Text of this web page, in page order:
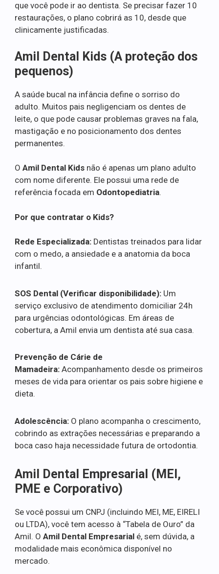
que você pode ir ao dentista. Se precisar fazer 10
restaurações, o plano cobrirá as 10, desde que
clinicamente justificadas.
Amil Dental Kids (A proteção dos
pequenos)
A saúde bucal na infância define o sorriso do
adulto. Muitos pais negligenciam os dentes de
leite, o que pode causar problemas graves na fala,
mastigação e no posicionamento dos dentes
permanentes.
O Amil Dental Kids não é apenas um plano adulto
com nome diferente. Ele possui uma rede de
referência focada em Odontopediatria.
Por que contratar o Kids?
Rede Especializada: Dentistas treinados para lidar
com o medo, a ansiedade e a anatomia da boca
infantil.
SOS Dental (Verificar disponibilidade): Um
serviço exclusivo de atendimento domiciliar 24h
para urgências odontológicas. Em áreas de
cobertura, a Amil envia um dentista até sua casa.
Prevenção de Cárie de
Mamadeira: Acompanhamento desde os primeiros
meses de vida para orientar os pais sobre higiene e
dieta.
Adolescência: O plano acompanha o crescimento,
cobrindo as extrações necessárias e preparando a
boca caso haja necessidade futura de ortodontia.
Amil Dental Empresarial (MEI,
PME e Corporativo)
Se você possui um CNPJ (incluindo MEI, ME, EIRELI
ou LTDA), você tem acesso à “Tabela de Ouro” da
Amil. O Amil Dental Empresarial é, sem dúvida, a
modalidade mais econômica disponível no
mercado.